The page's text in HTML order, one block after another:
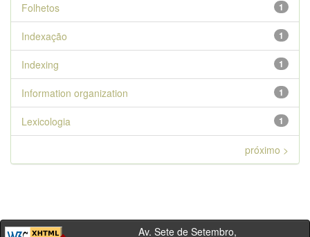
1
Folhetos
1
Indexação
1
Indexing
1
Information organization
1
Lexicologia
próximo >
Av. Sete de Setembro,